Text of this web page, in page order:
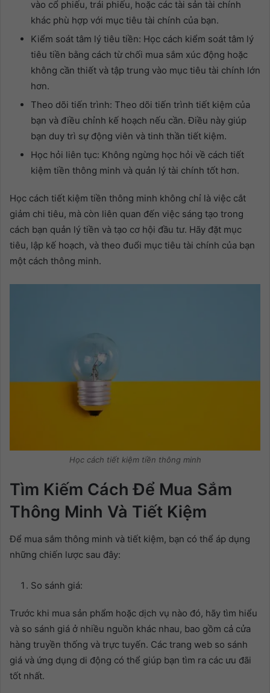
vào cổ phiếu, trái phiếu, hoặc các tài sản tài chính
khác phù hợp với mục tiêu tài chính của bạn.
Kiểm soát tâm lý tiêu tiền: Học cách kiểm soát tâm lý
tiêu tiền bằng cách từ chối mua sắm xúc động hoặc
không cần thiết và tập trung vào mục tiêu tài chính lớn
hơn.
Theo dõi tiến trình: Theo dõi tiến trình tiết kiệm của
bạn và điều chỉnh kế hoạch nếu cần. Điều này giúp
bạn duy trì sự động viên và tinh thần tiết kiệm.
Học hỏi liên tục: Không ngừng học hỏi về cách tiết
kiệm tiền thông minh và quản lý tài chính tốt hơn.
Học cách tiết kiệm tiền thông minh không chỉ là việc cắt
giảm chi tiêu, mà còn liên quan đến việc sáng tạo trong
cách bạn quản lý tiền và tạo cơ hội đầu tư. Hãy đặt mục
tiêu, lập kế hoạch, và theo đuổi mục tiêu tài chính của bạn
một cách thông minh.
Học cách tiết kiệm tiền thông minh
Tìm Kiếm Cách Để Mua Sắm
Thông Minh Và Tiết Kiệm
Để mua sắm thông minh và tiết kiệm, bạn có thể áp dụng
những chiến lược sau đây:
So sánh giá:
Trước khi mua sản phẩm hoặc dịch vụ nào đó, hãy tìm hiểu
và so sánh giá ở nhiều nguồn khác nhau, bao gồm cả cửa
hàng truyền thống và trực tuyến. Các trang web so sánh
giá và ứng dụng di động có thể giúp bạn tìm ra các ưu đãi
tốt nhất.